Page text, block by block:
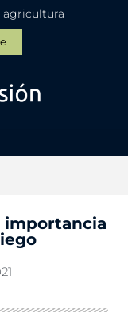
agricultura
importancia